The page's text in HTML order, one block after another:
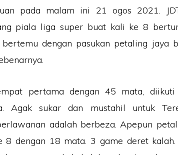
pada malam ini 21 ogos 2021.
piala liga super buat kali ke 8
dengan pasukan petaling jaya
pertama dengan 45 mata, diikuti
Agak sukar dan mustahil untuk
adalah berbeza. Apepun
8 dengan 18 mata. 3 game deret kalah.